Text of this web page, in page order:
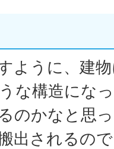
ように、建
な構造にな
のかなと思
出されるの